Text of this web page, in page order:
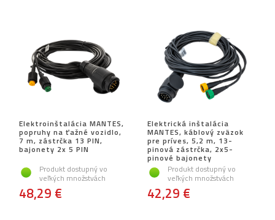
Elektroinštalácia MANTES,
popruhy na ťažné vozidlo,
7 m, zástrčka 13 PIN,
bajonety 2x 5 PIN
Produkt dostupný vo
veľkých množstvách
48,29 €
Elektrická inštalácia
MANTES, káblový zväzok
pre príves, 5,2 m, 13-
pinová zástrčka, 2x5-
pinové bajonety
Produkt dostupný vo
veľkých množstvách
42,29 €